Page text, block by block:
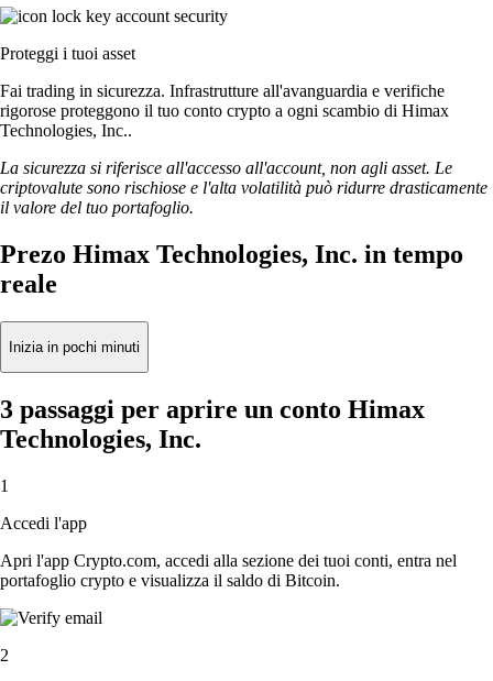
Proteggi i tuoi asset
Fai trading in sicurezza. Infrastrutture all'avanguardia e verifiche
rigorose proteggono il tuo conto crypto a ogni scambio di Himax
Technologies, Inc..
La sicurezza si riferisce all'accesso all'account, non agli asset. Le
criptovalute sono rischiose e l'alta volatilità può ridurre drasticamente
il valore del tuo portafoglio.
Prezo Himax Technologies, Inc. in tempo
reale
Inizia in pochi minuti
3 passaggi per aprire un conto Himax
Technologies, Inc.
1
Accedi l'app
Apri l'app Crypto.com, accedi alla sezione dei tuoi conti, entra nel
portafoglio crypto e visualizza il saldo di Bitcoin.
2